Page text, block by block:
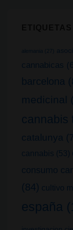
alemania (27)
cannabicas
barcelona
medicinal
cannabis
catalunya
cannabis (53)
consumo
(84) cultivo
españa